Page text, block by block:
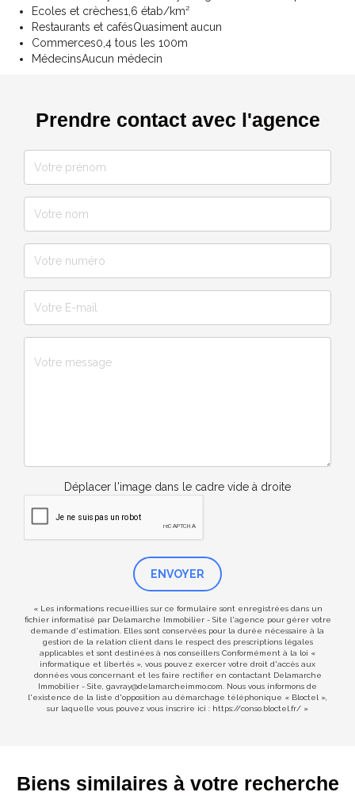
Ecoles et crèches1,6 étab/km²
Restaurants et cafésQuasiment aucun
Commerces0,4 tous les 100m
MédecinsAucun médecin
Prendre contact avec l'agence
Déplacer l'image dans le cadre vide à droite
ENVOYER
« Les informations recueillies sur ce formulaire sont enregistrées dans un
fichier informatisé par Delamarche Immobilier - Site l'agence pour gérer votre
demande d'estimation. Elles sont conservées pour la durée nécessaire à la
gestion de la relation client dans le respect des prescriptions légales
applicables et sont destinées à nos conseillers Conformément à la loi «
informatique et libertés », vous pouvez exercer votre droit d'accès aux
données vous concernant et les faire rectifier en contactant Delamarche
Immobilier - Site, gavray@delamarcheimmo.com. Nous vous informons de
l'existence de la liste d'opposition au démarchage téléphonique « Bloctel »,
sur laquelle vous pouvez vous inscrire ici : https://conso.bloctel.fr/ »
Biens similaires à votre recherche